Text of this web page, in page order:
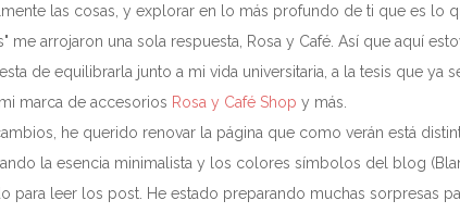
las cosas, y explorar en lo más profundo de ti que es lo
arrojaron una sola respuesta, Rosa y Café. Así que aquí
de equilibrarla junto a mi vida universitaria, a la tesis que ya
marca de accesorios Rosa y Café Shop y más.
he querido renovar la página que como verán está
la esencia minimalista y los colores símbolos del blog
leer los post. He estado preparando muchas sorpresas